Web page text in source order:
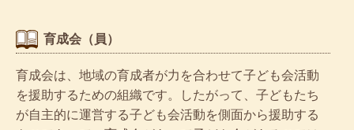
育成会（員）
育成会は、地域の育成者が力を合わせて子ども会活動
を援助するための組織です。したがって、子どもたち
が自主的に運営する子ども会活動を側面から援助する